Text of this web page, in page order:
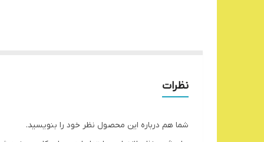
نظرات
شما هم درباره این محصول نظر خود را بنویسید.